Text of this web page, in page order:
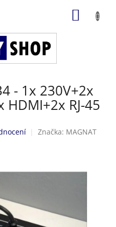
- 1x 230V+2x
HDMI+2x RJ-45
Značka: MAGNAT